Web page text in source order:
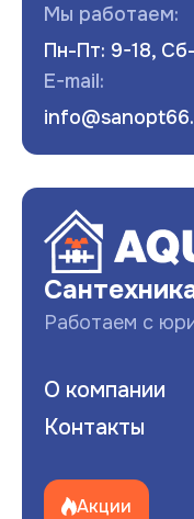
Мы работаем:
Пн-Пт: 9-18,
E-mail:
Работаем с
О компании
Контакты
Акции